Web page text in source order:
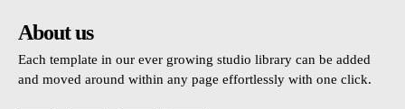
About us
Each template in our ever growing studio library can be added
and moved around within any page effortlessly with one click.